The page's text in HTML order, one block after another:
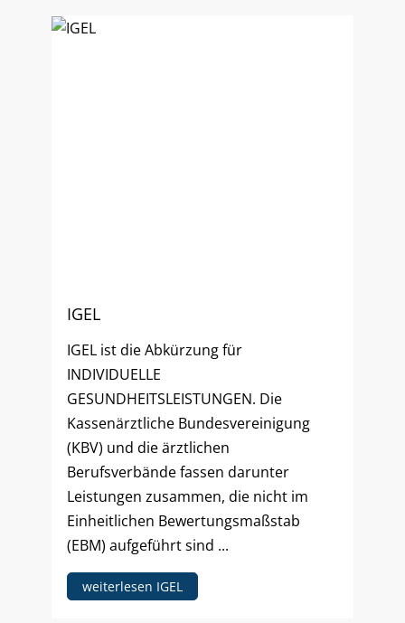
IGEL
IGEL ist die Abkürzung für
INDIVIDUELLE
GESUNDHEITSLEISTUNGEN. Die
Kassenärztliche Bundesvereinigung
(KBV) und die ärztlichen
Berufsverbände fassen darunter
Leistungen zusammen, die nicht im
Einheitlichen Bewertungsmaßstab
(EBM) aufgeführt sind ...
weiterlesen IGEL